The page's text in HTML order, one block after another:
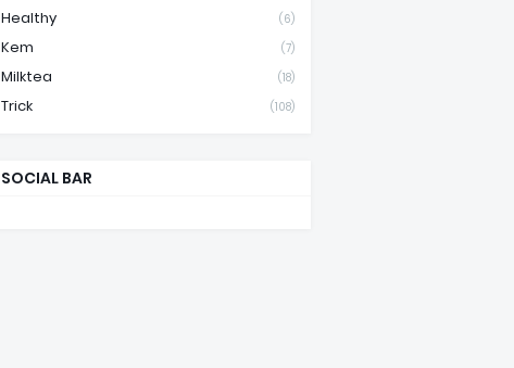
Healthy (6)
Kem (7)
Milktea (18)
Trick (108)
SOCIAL BAR